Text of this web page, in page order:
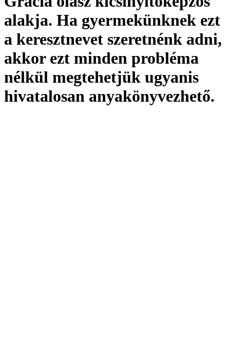
alakja. Ha gyermekünknek ezt
a keresztnevet szeretnénk adni,
akkor ezt minden probléma
nélkül megtehetjük ugyanis
hivatalosan anyakönyvezhető.